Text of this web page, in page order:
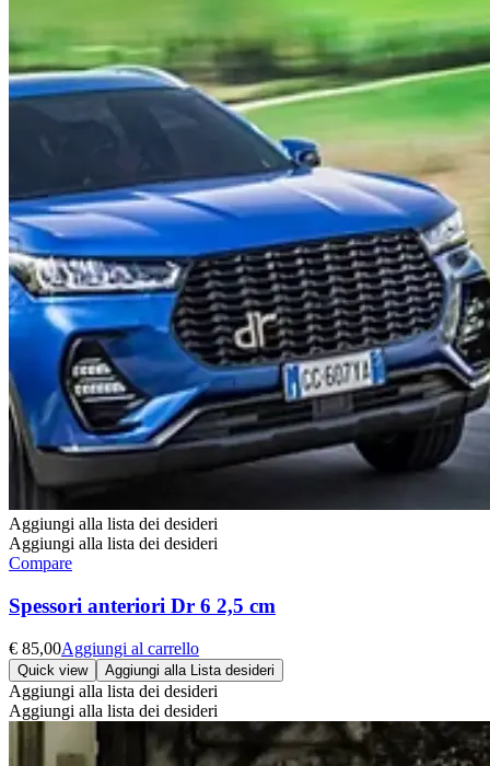
Aggiungi alla lista dei desideri
Aggiungi alla lista dei desideri
Compare
Spessori anteriori Dr 6 2,5 cm
€ 85,00Aggiungi al carrello
Quick view Aggiungi alla Lista desideri
Aggiungi alla lista dei desideri
Aggiungi alla lista dei desideri